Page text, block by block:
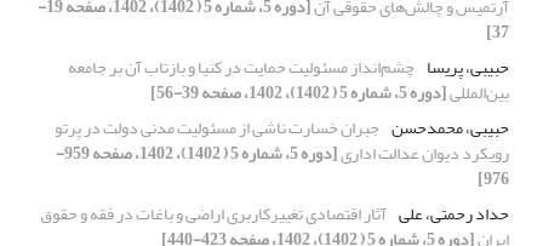
37]
حبیبی، پریسا چشم‌انداز مسئولیت حمایت در کنیا و بازتاب آن بر جامعه
بین‌المللی[دوره 5، شماره 5 ( 1402)، 1402، صفحه 39-56]
حبیبی، محمدحسن جبران خسارت ناشی از مسئولیت مدنی دولت در پرتو
رویکرد دیوان عدالت اداری [دوره 5، شماره 5 ( 1402)، 1402، صفحه 959-
976]
حداد رحمتی، علی آثار اقتصادی تغییرکاربری اراضی و باغات در فقه و حقوق
ایران[دوره 5، شماره 5 ( 1402)، 1402، صفحه 423-440]